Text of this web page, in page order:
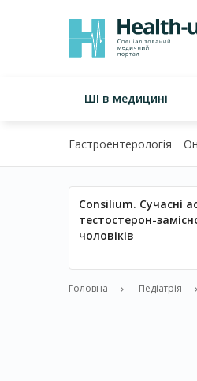
ШІ в медицині
Гастроентерологія
Consilium. Сучасні
тестостерон-
чоловіків
Головна Педіатрія